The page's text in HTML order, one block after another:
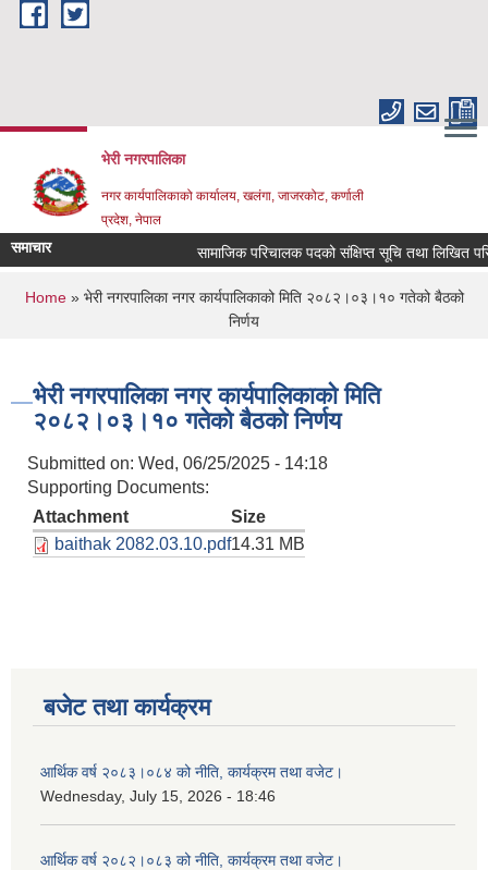
Skip to main content
भेरी नगरपालिका
नगर कार्यपालिकाको कार्यालय, खलंगा, जाजरकोट, कर्णाली
प्रदेश, नेपाल
समाचार सामाजिक परिचालक पदको संक्षिप्त सूचि तथा लिखित परिक्षा
You are here
Home» भेरी नगरपालिका नगर कार्यपालिकाको मिति २०८२।०३।१० गतेको बैठको
निर्णय
भेरी नगरपालिका नगर कार्यपालिकाको मिति
२०८२।०३।१० गतेको बैठको निर्णय
Submitted on: Wed, 06/25/2025 - 14:18
Supporting Documents:
Attachment
Size
baithak 2082.03.10.pdf14.31 MB
बजेट तथा कार्यक्रम
आर्थिक वर्ष २०८३।०८४ को नीति, कार्यक्रम तथा वजेट।
Wednesday, July 15, 2026 - 18:46
आर्थिक वर्ष २०८२।०८३ को नीति, कार्यक्रम तथा वजेट।